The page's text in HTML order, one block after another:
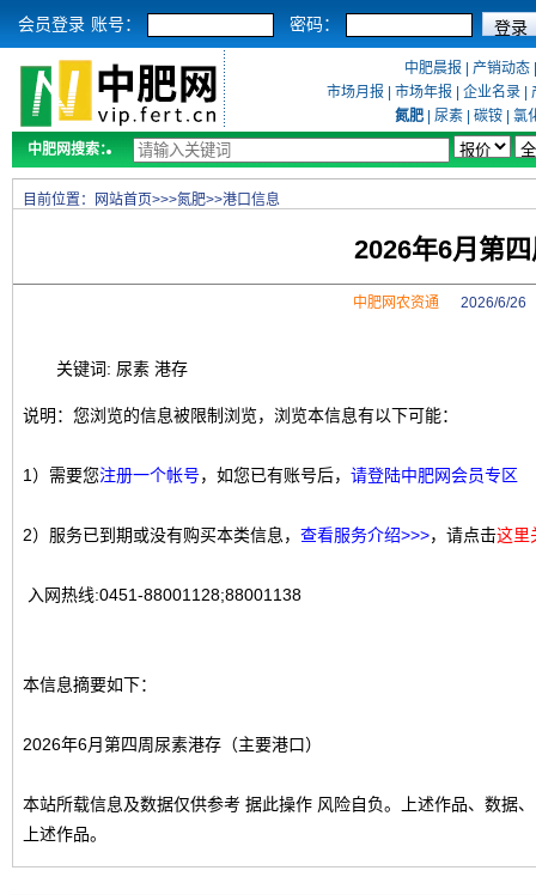
会员登录 账号： 密码：
中肥晨报 产销动态
市场月报
市场年报 企业名录
氮肥
尿素 碳铵
氯
中肥网搜索：
目前位置： 网站首页>>>氮肥>>港口信息
2026年6月第
中肥网农资通 2026/6/26
关键词: 尿素 港存
说明：您浏览的信息被限制浏览，浏览本信息有以下可能：
1）需要您注册一个帐号，如您已有账号后， 请登陆中肥网会员专区
2）服务已到期或没有购买本类信息， 查看服务介绍>>>，请点击这里
入网热线:0451-88001128;88001138
本信息摘要如下：
2026年6月第四周尿素港存（主要港口）
本站所载信息及数据仅供参考 据此操作 风险自负。上述作品、数据
上述作品。